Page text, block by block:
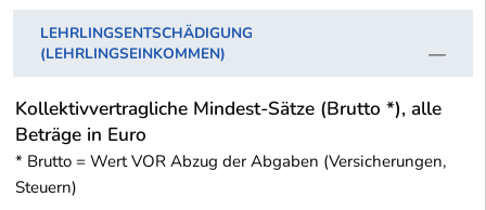
LEHRLINGSENTSCHÄDIGUNG
(LEHRLINGSEINKOMMEN)
Kollektivvertragliche Mindest-Sätze (Brutto *), alle
Beträge in Euro
* Brutto = Wert VOR Abzug der Abgaben (Versicherungen,
Steuern)